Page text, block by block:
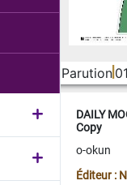
Parution
DAILY
Copy
o-okun
Éditeur :